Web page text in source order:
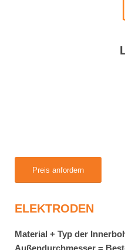
Preis anfordern
ELEKTRODEN
Material + Typ der
Außendurchmesser =